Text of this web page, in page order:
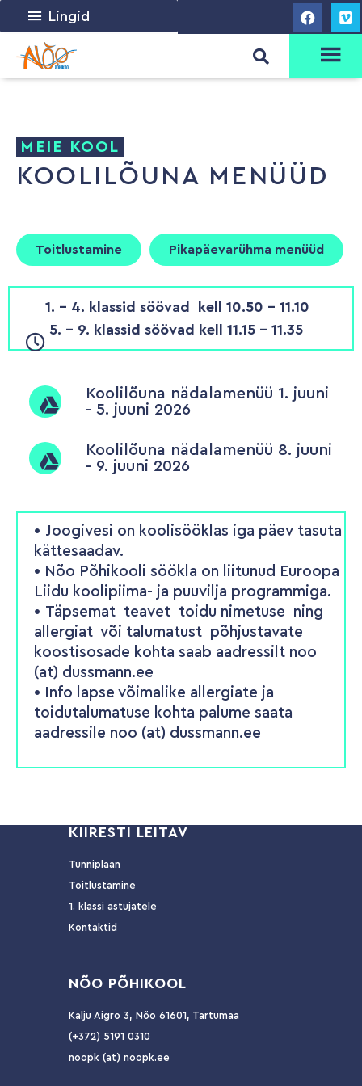
Lingid
MEIE KOOL
KOOLILÕUNA MENÜÜD
Toitlustamine Pikapäevarühma menüüd
1. - 4. klassid söövad kell 10.50 - 11.10
5. - 9. klassid söövad kell 11.15 - 11.35
Koolilõuna nädalamenüü 1. juuni
- 5. juuni 2026
Koolilõuna nädalamenüü 8. juuni
- 9. juuni 2026
• Joogivesi on koolisööklas iga päev tasuta
kättesaadav.
• Nõo Põhikooli söökla on liitunud Euroopa
Liidu koolipiima- ja puuvilja programmiga.
• Täpsemat teavet toidu nimetuse ning
allergiat või talumatust põhjustavate
koostisosade kohta saab aadressilt noo
(at) dussmann.ee
• Info lapse võimalike allergiate ja
toidutalumatuse kohta palume saata
aadressile noo (at) dussmann.ee
KIIRESTI LEITAV
Tunniplaan
Toitlustamine
1. klassi astujatele
Kontaktid
NÕO PÕHIKOOL
Kalju Aigro 3, Nõo 61601, Tartumaa
(+372) 5191 0310
noopk (at) noopk.ee